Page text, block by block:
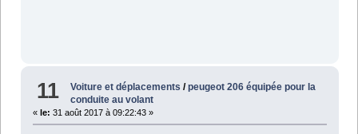
11 Voiture et déplacements /peugeot 206 équipée pour la
conduite au volant
« le: 31 août 2017 à 09:22:43 »